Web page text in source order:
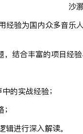
沙
验为国内众多音
结合丰富的项目经
的实战经验；
进行深入解读。